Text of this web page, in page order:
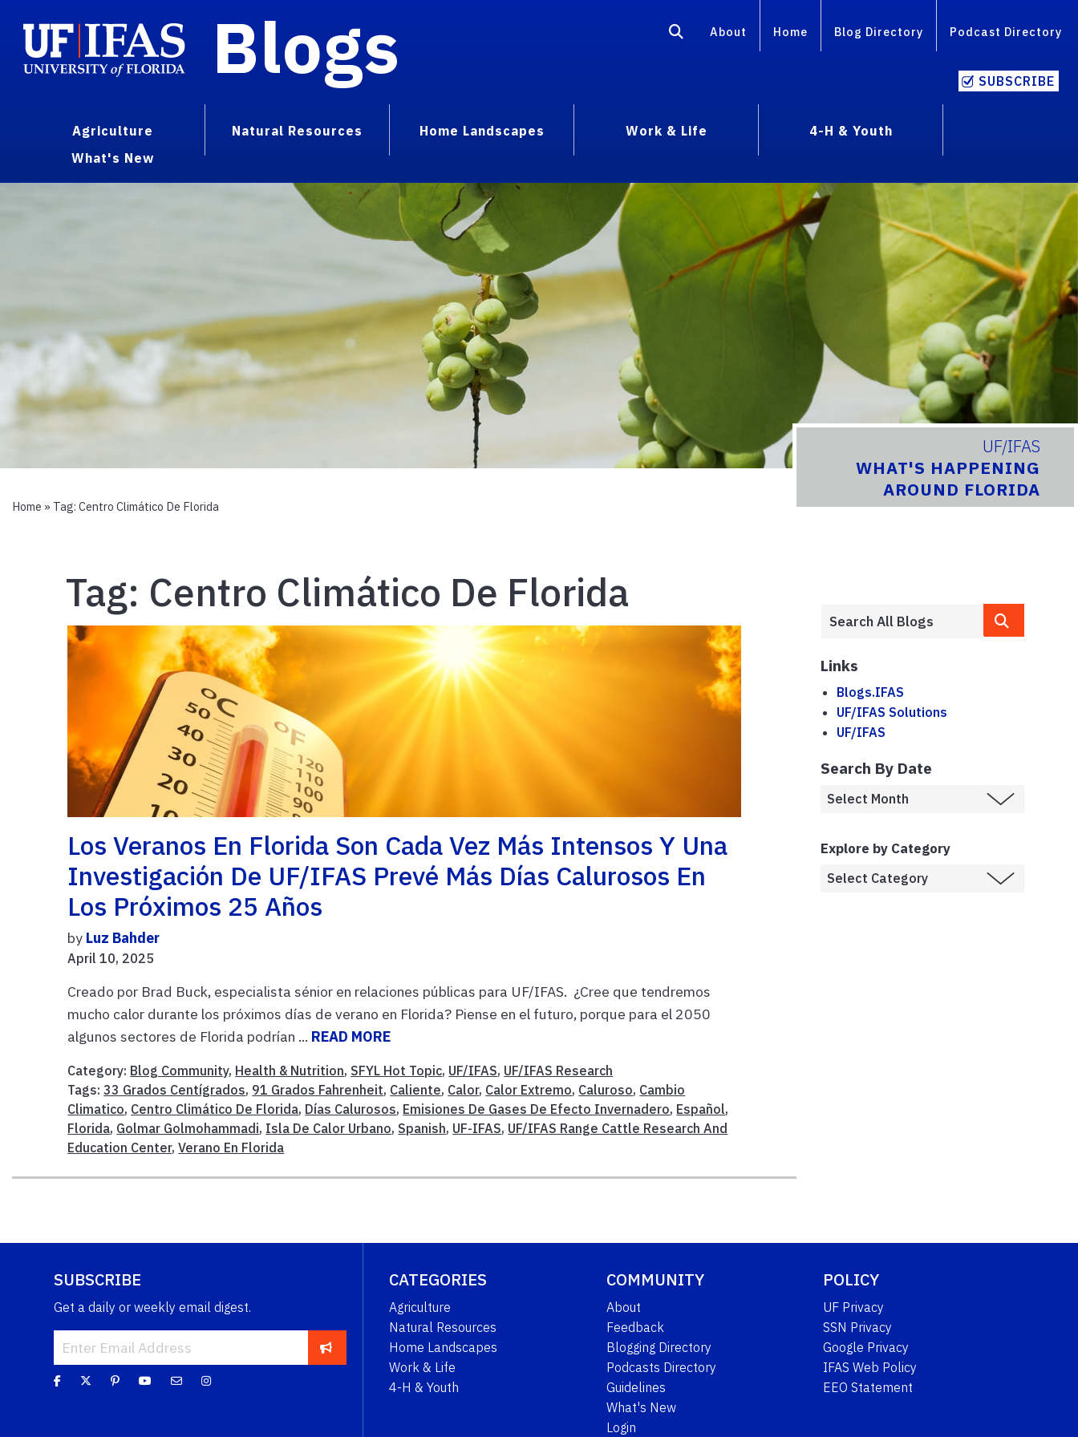
Blogs About Home Blog Directory Podcast Directory
SUBSCRIBE
Agriculture Natural Resources Home Landscapes Work & Life
4-H & Youth
What's New
UF/IFAS
WHAT'S HAPPENING
AROUND FLORIDA
Home » Tag: Centro Climático De Florida
Tag: Centro Climático De Florida
Los Veranos En Florida Son Cada Vez Más Intensos Y Una
Investigación De UF/IFAS Prevé Más Días Calurosos En
Los Próximos 25 Años
by Luz Bahder
April 10, 2025
Creado por Brad Buck, especialista sénior en relaciones públicas para UF/IFAS. ¿Cree que tendremos
mucho calor durante los próximos días de verano en Florida? Piense en el futuro, porque para el 2050
algunos sectores de Florida podrían ... READ MORE
Category: Blog Community, Health & Nutrition, SFYL Hot Topic, UF/IFAS, UF/IFAS Research
Tags:33 Grados Centígrados, 91 Grados Fahrenheit, Caliente, Calor, Calor Extremo, Caluroso, Cambio
Climatico, Centro Climático De Florida, Días Calurosos, Emisiones De Gases De Efecto Invernadero, Español,
Florida, Golmar Golmohammadi, Isla De Calor Urbano, Spanish, UF-IFAS, UF/IFAS Range Cattle Research And
Education Center,Verano En Florida
Links
Blogs.IFAS
UF/IFAS Solutions
UF/IFAS
Search By Date
Explore by Category
SUBSCRIBE
Get a daily or weekly email digest.
CATEGORIES
Agriculture
Natural Resources
Home Landscapes
Work & Life
4-H & Youth
COMMUNITY
About
Feedback
Blogging Directory
Podcasts Directory
Guidelines
What's New
Login
POLICY
UF Privacy
SSN Privacy
Google Privacy
IFAS Web Policy
EEO Statement